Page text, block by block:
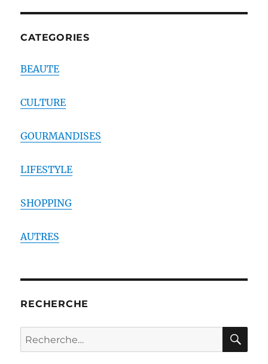
CATEGORIES
BEAUTE
CULTURE
GOURMANDISES
LIFESTYLE
SHOPPING
AUTRES
RECHERCHE
Recherche
pour :